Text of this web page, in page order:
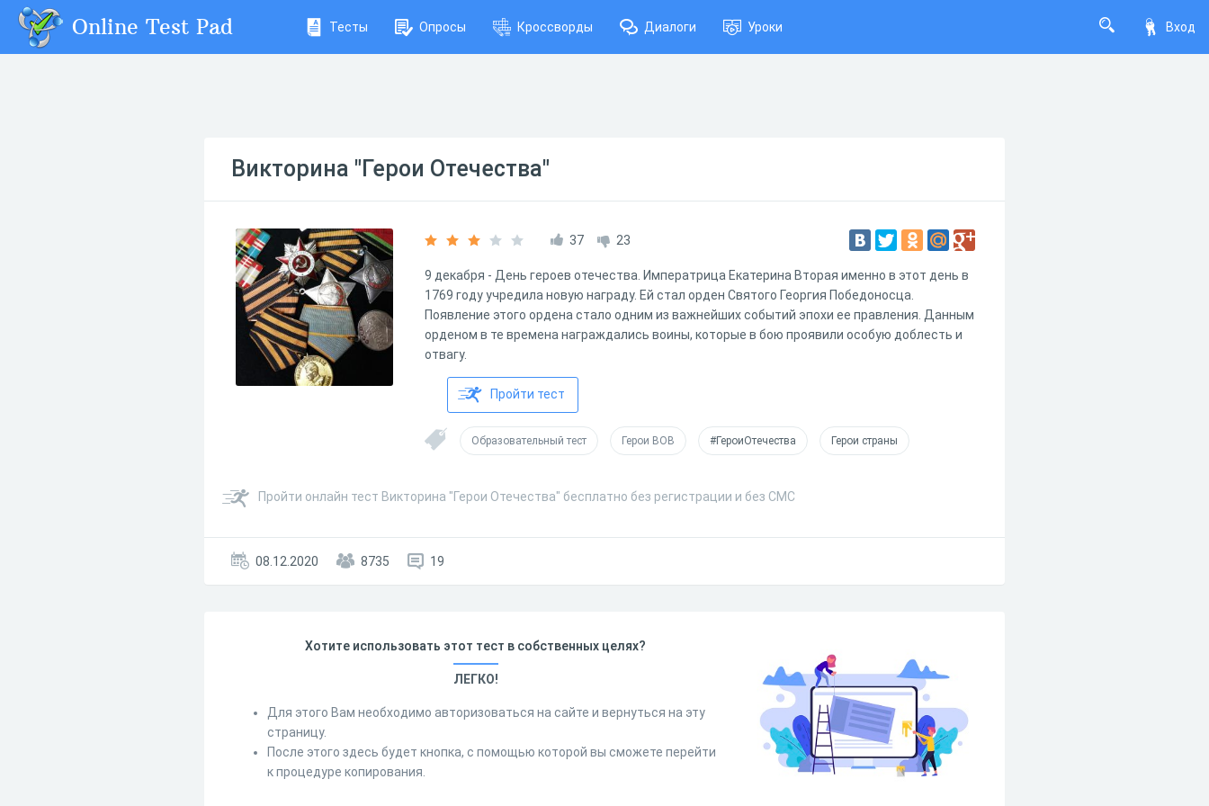
Вход
Online Test Pad Тесты Опросы Кроссворды Диалоги Уроки
Викторина "Герои Отечества"
37 23
9 декабря - День героев отечества. Императрица Екатерина Вторая именно в этот день в
1769 году учредила новую награду. Ей стал орден Святого Георгия Победоносца.
Появление этого ордена стало одним из важнейших событий эпохи ее правления. Данным
орденом в те времена награждались воины, которые в бою проявили особую доблесть и
отвагу.
Пройти тест
Образовательный тест Герои ВОВ #ГероиОтечества Герои страны
Пройти онлайн тест Викторина "Герои Отечества" бесплатно без регистрации и без СМС
08.12.2020 8735 19
Хотите использовать этот тест в собственных целях?
ЛЕГКО!
Для этого Вам необходимо авторизоваться на сайте и вернуться на эту
страницу.
После этого здесь будет кнопка, с помощью которой вы сможете перейти
к процедуре копирования.